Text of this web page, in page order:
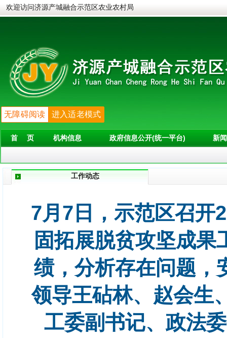
欢迎访问济源产城融合示范区农业农村局
无障碍阅读 进入适老模式
首 页 机构信息 政府信息公开(统一平台) 新
工作动态
7月7日，示范区召开
固拓展脱贫攻坚成果
绩，分析存在问题，
领导王砧林、赵会生
工委副书记、政法